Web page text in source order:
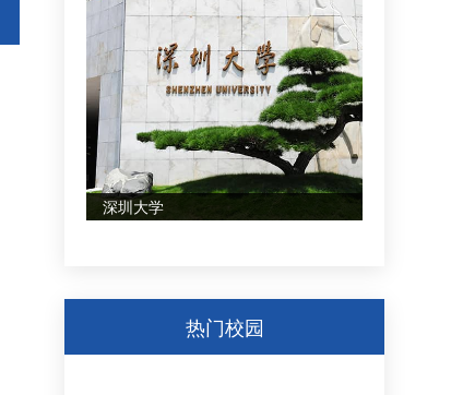
深圳大学
热门校园